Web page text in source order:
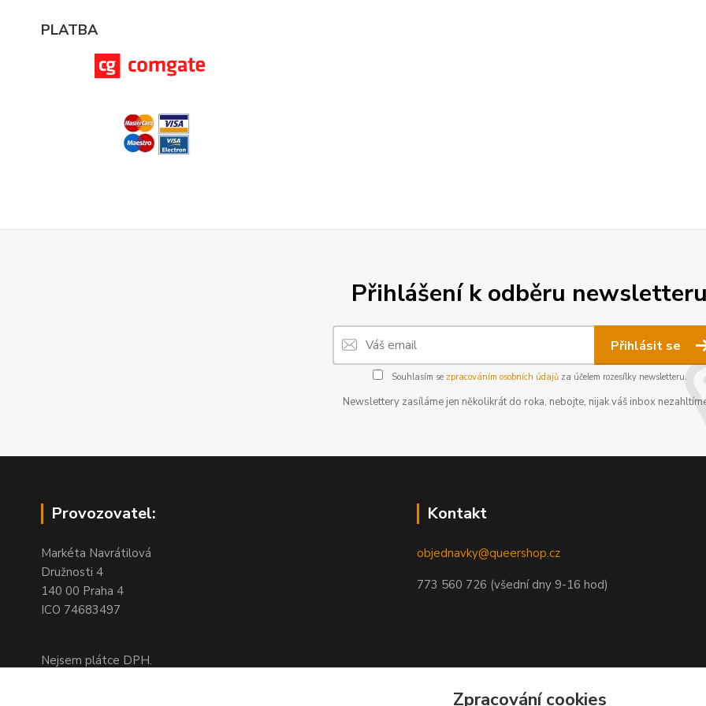
PLATBA
Přihlášení k odběru
Přihlásit se
Souhlasím se zpracováním osobních údajůza účelem rozesílky newsletteru.
Newslettery zasíláme jen několikrát do roka, nebojte, nijak váš inbox
Provozovatel:
Markéta Navrátilová
Družnosti 4
140 00 Praha 4
ICO 74683497
Nejsem plátce DPH.
Kontakt
objednavky@queershop.cz
773 560 726 (všední dny 9-16 hod)
Zpracování cookies